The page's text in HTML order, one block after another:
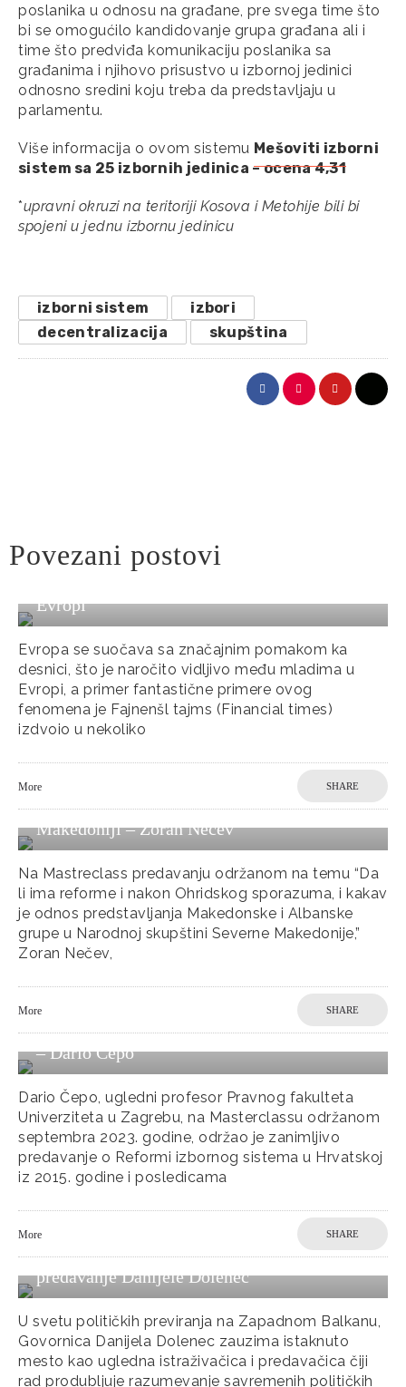
poslanika u odnosu na građane, pre svega time što
bi se omogućilo kandidovanje grupa građana ali i
time što predviđa komunikaciju poslanika sa
građanima i njihovo prisustvo u izbornoj jedinici
odnosno sredini koju treba da predstavljaju u
parlamentu.
Više informacija o ovom sistemu Mešoviti izborni
sistem sa 25 izbornih jedinica – ocena 4,31
*upravni okruzi na teritoriji Kosova i Metohije bili bi
spojeni u jednu izbornu jedinicu
izborni sistem
izbori
decentralizacija
skupština
Povezani postovi
Evropi
Evropa se suočava sa značajnim pomakom ka
desnici, što je naročito vidljivo među mladima u
Evropi, a primer fantastične primere ovog
fenomena je Fajnenšl tajms (Financial times)
izdvoio u nekoliko
More SHARE
Reforme i Odgovornost: Analiza Nakon
Makedoniji – Zoran Nečev
Na Mastreclass predavanju održanom na temu “Da
li ima reforme i nakon Ohridskog sporazuma, i kakav
je odnos predstavljanja Makedonske i Albanske
grupe u Narodnoj skupštini Severne Makedonije,”
Zoran Nečev,
More SHARE
Reforma Izbornog Sistema u Hrvatskoj:
– Dario Čepo
Dario Čepo, ugledni profesor Pravnog fakulteta
Univerziteta u Zagrebu, na Masterclassu održanom
septembra 2023. godine, održao je zanimljivo
predavanje o Reformi izbornog sistema u Hrvatskoj
iz 2015. godine i posledicama
More SHARE
predavanje Danijele Dolenec
U svetu političkih previranja na Zapadnom Balkanu,
Govornica Danijela Dolenec zauzima istaknuto
mesto kao ugledna istraživačica i predavačica čiji
rad produbljuje razumevanje savremenih političkih